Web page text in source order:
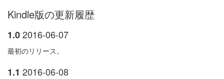
Kindle版の更新履歴
1.02016-06-07
最初のリリース。
1.1 2016-06-08